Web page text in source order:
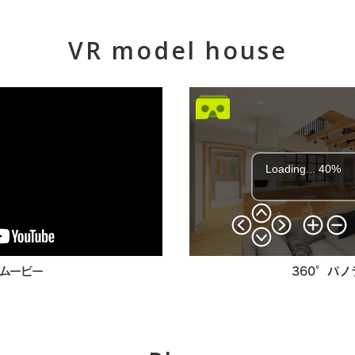
VR model house
ービー 360°パノ